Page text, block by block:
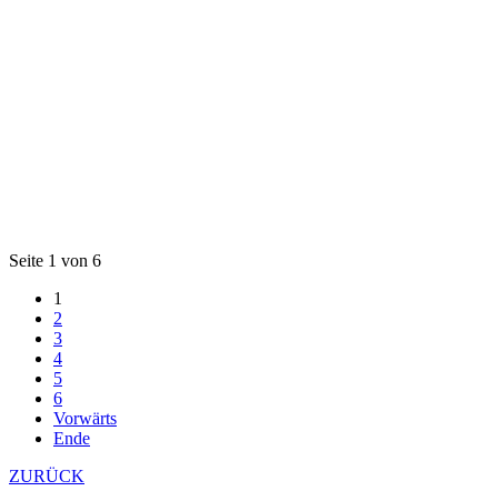
Seite 1 von 6
1
2
3
4
5
6
Vorwärts
Ende
ZURÜCK